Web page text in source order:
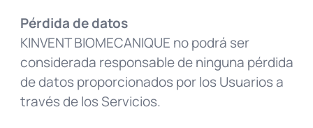
Pérdida de datos
KINVENT BIOMECANIQUE no podrá ser
considerada responsable de ninguna pérdida
de datos proporcionados por los Usuarios a
través de los Servicios.